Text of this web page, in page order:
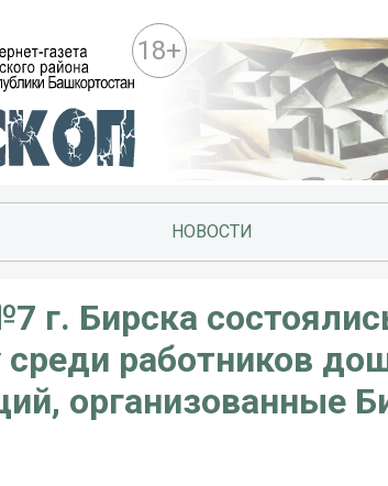
18+
НОВОСТИ
г. Бирска
среди работников
организованные